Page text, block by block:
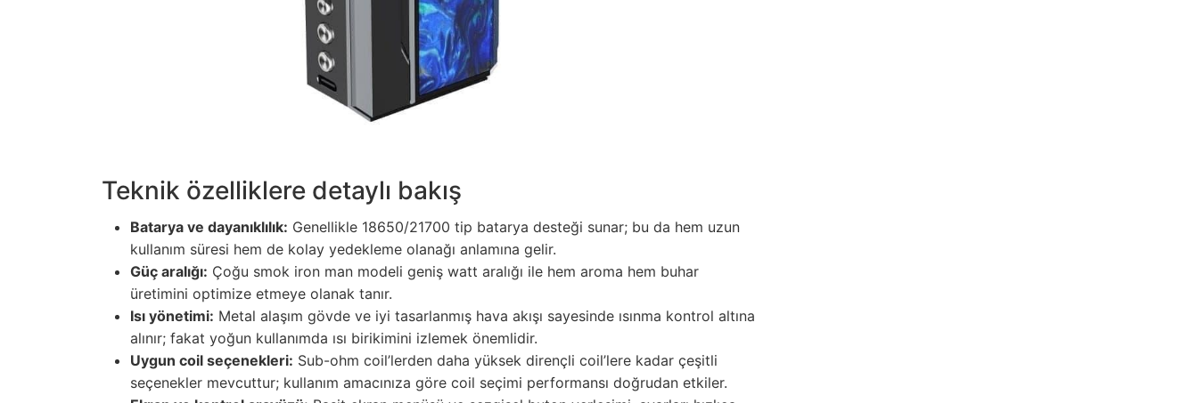
Teknik özelliklere detaylı bakış
Batarya ve dayanıklılık: Genellikle 18650/21700 tip batarya desteği sunar; bu da hem uzun
kullanım süresi hem de kolay yedekleme olanağı anlamına gelir.
Güç aralığı: Çoğu smok iron man modeli geniş watt aralığı ile hem aroma hem buhar
üretimini optimize etmeye olanak tanır.
Isı yönetimi: Metal alaşım gövde ve iyi tasarlanmış hava akışı sayesinde ısınma kontrol altına
alınır; fakat yoğun kullanımda ısı birikimini izlemek önemlidir.
Uygun coil seçenekleri: Sub-ohm coil’lerden daha yüksek dirençli coil’lere kadar çeşitli
seçenekler mevcuttur; kullanım amacınıza göre coil seçimi performansı doğrudan etkiler.